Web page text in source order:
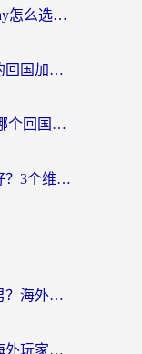
海外党无忧指南：国内节点v2ray怎么选？一键回国VPN+多场景实测帮你避坑
海外党必看：如何选到最好用的回国加速器？从节点到售后的全维度指南
ChickCN VPN和洞见VPN对比哪个回国效果更好？海外党亲测3款加速器+避坑指南
海外党必看：斧牛和嘀嗒哪个好？3个维度教你选对回国加速器
印度怎么玩一拳超人：最强之男？海外党国服游戏加速避坑指南
国外怎么玩明日方舟不延迟？海外玩家国服游戏加速终极指南（附DNF梦幻诛仙解决方案）